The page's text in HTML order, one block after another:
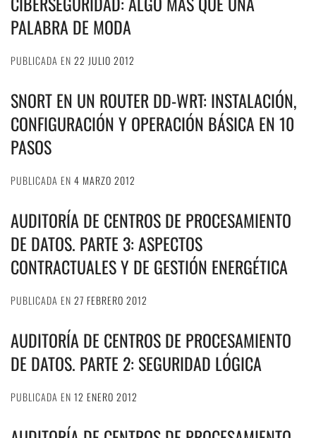
PALABRA DE MODA
PUBLICADA EN 22 JULIO 2012
SNORT EN UN ROUTER DD-WRT: INSTALACIÓN,
CONFIGURACIÓN Y OPERACIÓN BÁSICA EN 10
PASOS
PUBLICADA EN 4 MARZO 2012
AUDITORÍA DE CENTROS DE PROCESAMIENTO
DE DATOS. PARTE 3: ASPECTOS
CONTRACTUALES Y DE GESTIÓN ENERGÉTICA
PUBLICADA EN 27 FEBRERO 2012
AUDITORÍA DE CENTROS DE PROCESAMIENTO
DE DATOS. PARTE 2: SEGURIDAD LÓGICA
PUBLICADA EN 12 ENERO 2012